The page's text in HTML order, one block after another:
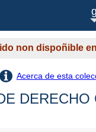
non dispoñible
Acerca de esta
DERECHO